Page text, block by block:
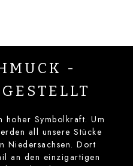
-
hoher Symbolkraft. Um
all unsere Stücke
Niedersachsen. Dort
an den einzigartigen